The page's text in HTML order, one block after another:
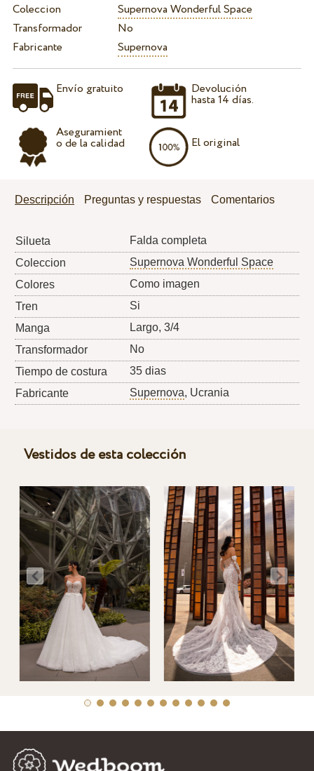
Coleccion
Supernova Wonderful Space
Transformador
No
Fabricante
Supernova
Envío gratuito
Aseguramient
o de la calidad
Devolución
hasta 14 días.
El original
Descripción Preguntas y respuestas Comentarios
Silueta
Falda completa
Coleccion
Supernova Wonderful Space
Colores
Como imagen
Tren
Si
Manga
Largo, 3/4
Transformador
No
Tiempo de costura
35 dias
Fabricante
Supernova, Ucrania
Vestidos de esta colección